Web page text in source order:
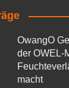
OwangO
der
macht